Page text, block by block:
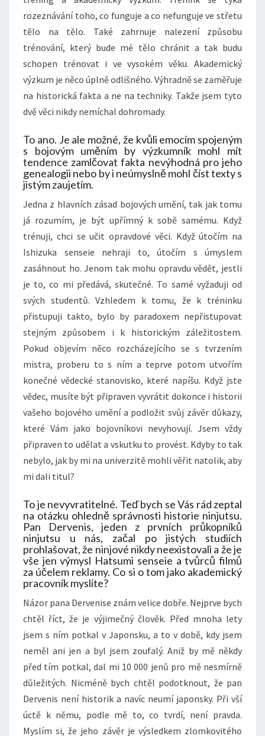
rozeznávání toho, co funguje a co nefunguje ve střetu
tělo na tělo. Také zahrnuje nalezení způsobu
trénování, který bude mé tělo chránit a tak budu
schopen trénovat i ve vysokém věku. Akademický
výzkum je něco úplně odlišného. Výhradně se zaměřuje
na historická fakta a ne na techniky. Takže jsem tyto
dvě věci nikdy nemíchal dohromady.
To ano. Je ale možné, že kvůli emocím spojeným
s bojovým uměním by výzkumník mohl mít
tendence zamlčovat fakta nevýhodná pro jeho
genealogii nebo by i neúmyslně mohl číst texty s
jistým zaujetím.
Jedna z hlavních zásad bojových umění, tak jak tomu
já rozumím, je být upřímný k sobě samému. Když
trénuji, chci se učit opravdové věci. Když útočím na
Ishizuka senseie nehraji to, útočím s úmyslem
zasáhnout ho. Jenom tak mohu opravdu vědět, jestli
je to, co mi předává, skutečné. To samé vyžaduji od
svých studentů. Vzhledem k tomu, že k tréninku
přistupuji takto, bylo by paradoxem nepřistupovat
stejným způsobem i k historickým záležitostem.
Pokud objevím něco rozcházejícího se s tvrzením
mistra, proberu to s ním a teprve potom utvořím
konečné vědecké stanovisko, které napíšu. Když jste
vědec, musíte být připraven vyvrátit dokonce i historii
vašeho bojového umění a podložit svůj závěr důkazy,
které Vám jako bojovníkovi nevyhovují. Jsem vždy
připraven to udělat a vskutku to provést. Kdyby to tak
nebylo, jak by mi na univerzitě mohli věřit natolik, aby
mi dali titul?
To je nevyvratitelné. Teď bych se Vás rád zeptal
na otázku ohledně správnosti historie ninjutsu.
Pan Dervenis, jeden z prvních průkopníků
ninjutsu u nás, začal po jistých studiích
prohlašovat, že ninjové nikdy neexistovali a že je
vše jen výmysl Hatsumi senseie a tvůrců filmů
za účelem reklamy. Co si o tom jako akademický
pracovník myslíte?
Názor pana Dervenise znám velice dobře. Nejprve bych
chtěl říct, že je výjimečný člověk. Před mnoha lety
jsem s ním potkal v Japonsku, a to v době, kdy jsem
neměl ani jen a byl jsem zoufalý. Aniž by mě někdy
před tím potkal, dal mi 10 000 jenů pro mě nesmírně
důležitých. Nicméně bych chtěl podotknout, že pan
Dervenis není historik a navíc neumí japonsky. Při vší
úctě k němu, podle mě to, co tvrdí, není pravda.
Myslím si, že jeho závěr je výsledkem zlomkovitého